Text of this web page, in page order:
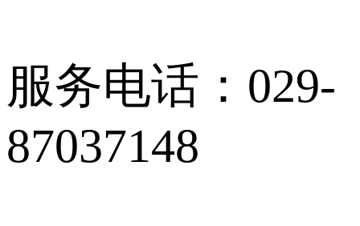
服务电话：029-
87037148